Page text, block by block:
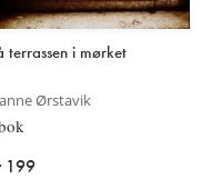
terrassen i mørket
Ørstavik
199